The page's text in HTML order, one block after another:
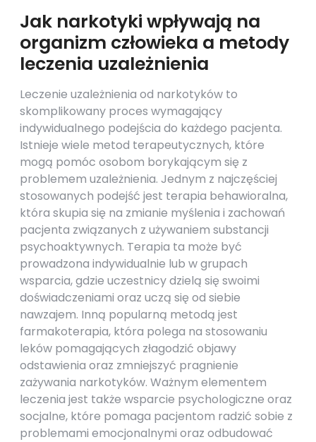
Jak narkotyki wpływają na
organizm człowieka a metody
leczenia uzależnienia
Leczenie uzależnienia od narkotyków to
skomplikowany proces wymagający
indywidualnego podejścia do każdego pacjenta.
Istnieje wiele metod terapeutycznych, które
mogą pomóc osobom borykającym się z
problemem uzależnienia. Jednym z najczęściej
stosowanych podejść jest terapia behawioralna,
która skupia się na zmianie myślenia i zachowań
pacjenta związanych z używaniem substancji
psychoaktywnych. Terapia ta może być
prowadzona indywidualnie lub w grupach
wsparcia, gdzie uczestnicy dzielą się swoimi
doświadczeniami oraz uczą się od siebie
nawzajem. Inną popularną metodą jest
farmakoterapia, która polega na stosowaniu
leków pomagających złagodzić objawy
odstawienia oraz zmniejszyć pragnienie
zażywania narkotyków. Ważnym elementem
leczenia jest także wsparcie psychologiczne oraz
socjalne, które pomaga pacjentom radzić sobie z
problemami emocjonalnymi oraz odbudować